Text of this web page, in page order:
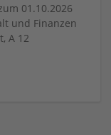
01.10.2026
und Finanzen
A 12